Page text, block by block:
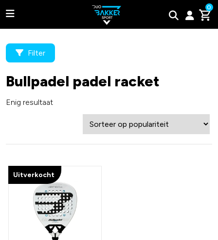
0
Adidas
Wilson
Tweede kans padel rackets
Filter
Bullpadel padel racket
Enig resultaat
Uitverkocht